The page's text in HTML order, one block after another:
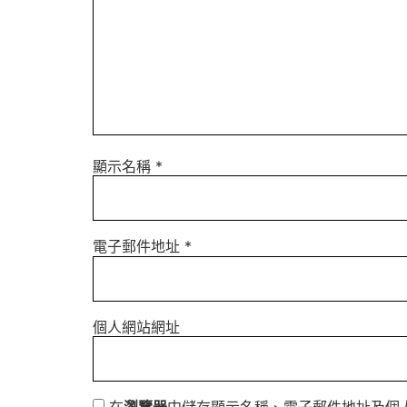
顯示名稱 *
電子郵件地址 *
個人網站網址